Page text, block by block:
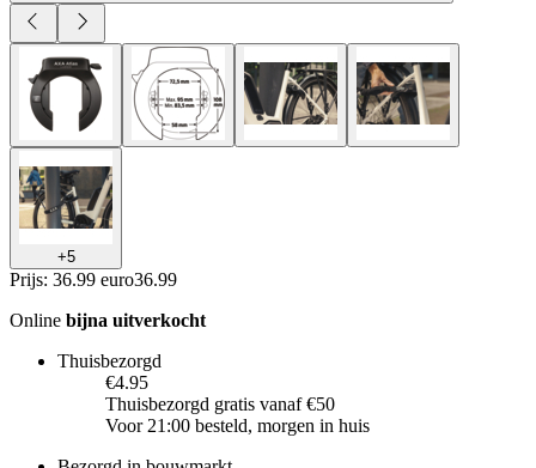
+5
Prijs: 36.99 euro36.99
Online bijna uitverkocht
Thuisbezorgd
€4.95
Thuisbezorgd gratis vanaf €50
Voor 21:00 besteld, morgen in huis